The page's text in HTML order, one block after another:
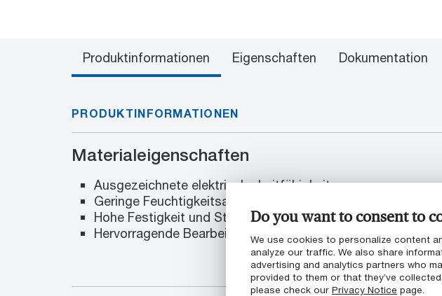
Do you want to consent to
We use cookies to personalize content
analyze our traffic. We also share
advertising and analytics partners who
provided to them or that they’ve
please check our Privacy Notice page.
Produktinformationen Eigenschaften Dokumentation
PRODUKTINFORMATIONEN
Materialeigenschaften
Ausgezeichnete elektrische Leitfähigkeit
Geringe Feuchtigkeitsaufnahme
Hohe Festigkeit und Steifigkeit
Hervorragende Bearbeitbarkeit